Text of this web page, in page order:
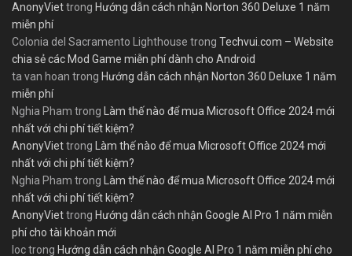
AnonyViettrong Hướng dẫn cách nhận Norton 360 Deluxe 1 năm
miễn phí
Colonia del Sacramento Lighthouse trong Techvui.com – Website
chia sẻ các Mod Game miễn phí dành cho Android
ta van hoan trong Hướng dẫn cách nhận Norton 360 Deluxe 1 năm
miễn phí
Nghia Pham trong
Làm thế nào để mua Microsoft Office 2024 mới
nhất với chi phí tiết kiệm?
AnonyViettrong
Làm thế nào để mua Microsoft Office 2024 mới
nhất với chi phí tiết kiệm?
Nghia Pham trong
Làm thế nào để mua Microsoft Office 2024 mới
nhất với chi phí tiết kiệm?
AnonyViettrong Hướng dẫn cách nhận Google AI Pro 1 năm miễn
phí cho tài khoản mới
loctrong Hướng dẫn cách nhận Google AI Pro 1 năm miễn phí cho